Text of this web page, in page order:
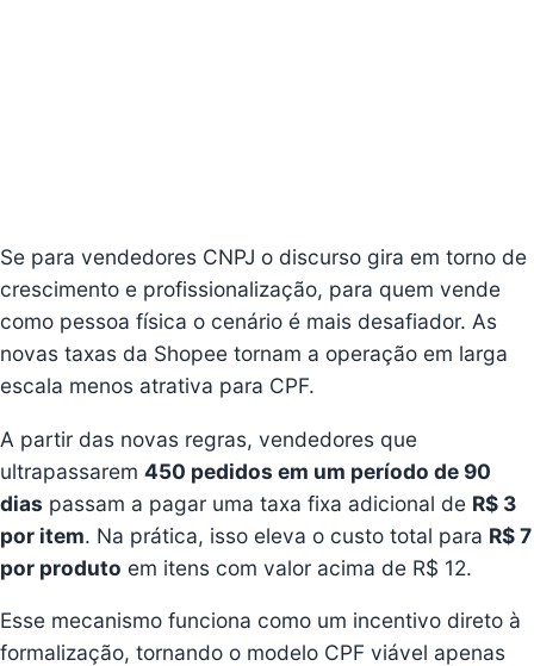
Se para vendedores CNPJ o discurso gira em torno de
crescimento e profissionalização, para quem vende
como pessoa física o cenário é mais desafiador. As
novas taxas da Shopee tornam a operação em larga
escala menos atrativa para CPF.
A partir das novas regras, vendedores que
ultrapassarem 450 pedidos em um período de 90
dias passam a pagar uma taxa fixa adicional de R$ 3
por item. Na prática, isso eleva o custo total para R$ 7
por produto em itens com valor acima de R$ 12.
Esse mecanismo funciona como um incentivo direto à
formalização, tornando o modelo CPF viável apenas